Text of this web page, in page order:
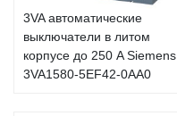
3VA автоматические
выключатели в литом
корпусе до 250 A Siemens
3VA1580-5EF42-0AA0